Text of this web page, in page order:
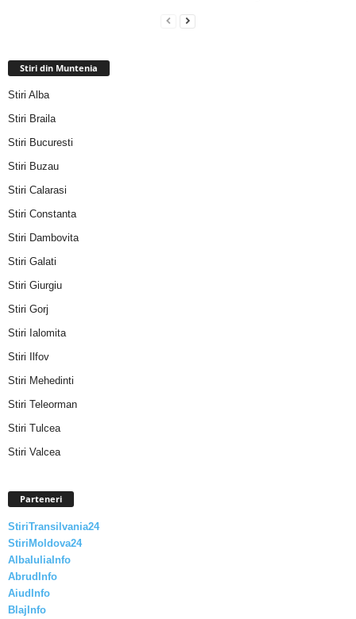
Stiri din Muntenia
Stiri Alba
Stiri Braila
Stiri Bucuresti
Stiri Buzau
Stiri Calarasi
Stiri Constanta
Stiri Dambovita
Stiri Galati
Stiri Giurgiu
Stiri Gorj
Stiri Ialomita
Stiri Ilfov
Stiri Mehedinti
Stiri Teleorman
Stiri Tulcea
Stiri Valcea
Parteneri
StiriTransilvania24
StiriMoldova24
AlbaIuliaInfo
AbrudInfo
AiudInfo
BlajInfo